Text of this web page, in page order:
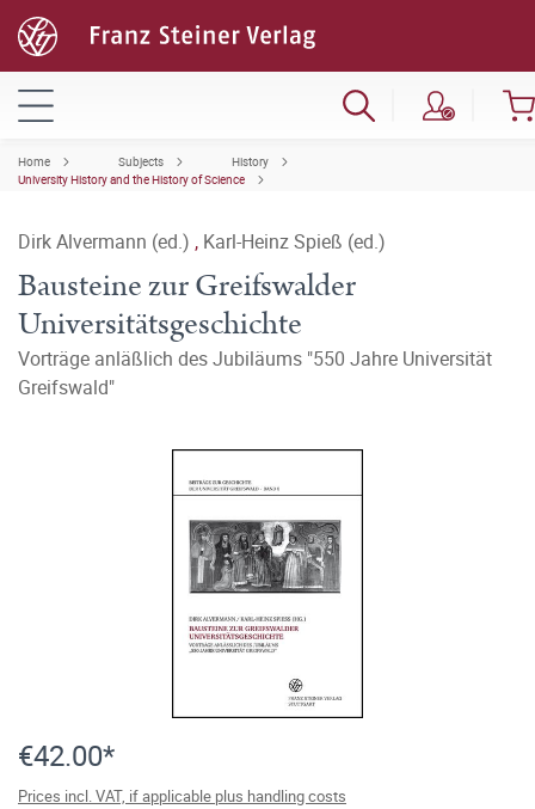
Home Subjects
History
University History and the History of Science
Dirk Alvermann (ed.) , Karl-Heinz Spieß (ed.)
Bausteine zur Greifswalder
Universitätsgeschichte
Vorträge anläßlich des Jubiläums "550 Jahre Universität
Greifswald"
€42.00*
Prices incl. VAT, if applicable plus handling costs